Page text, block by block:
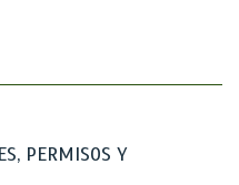
PERMISOS Y